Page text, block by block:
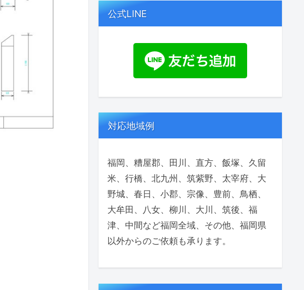
公式LINE
対応地域例
福岡、糟屋郡、田川、直方、飯塚、久留
米、行橋、北九州、筑紫野、太宰府、大
野城、春日、小郡、宗像、豊前、鳥栖、
大牟田、八女、柳川、大川、筑後、福
津、中間など福岡全域、その他、福岡県
以外からのご依頼も承ります。